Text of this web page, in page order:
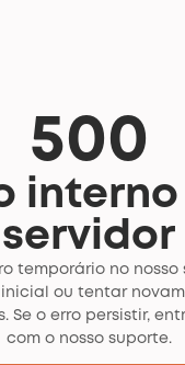
500
servidor
temporário no nosso
ou tentar
Se o erro persistir,
com o nosso suporte.